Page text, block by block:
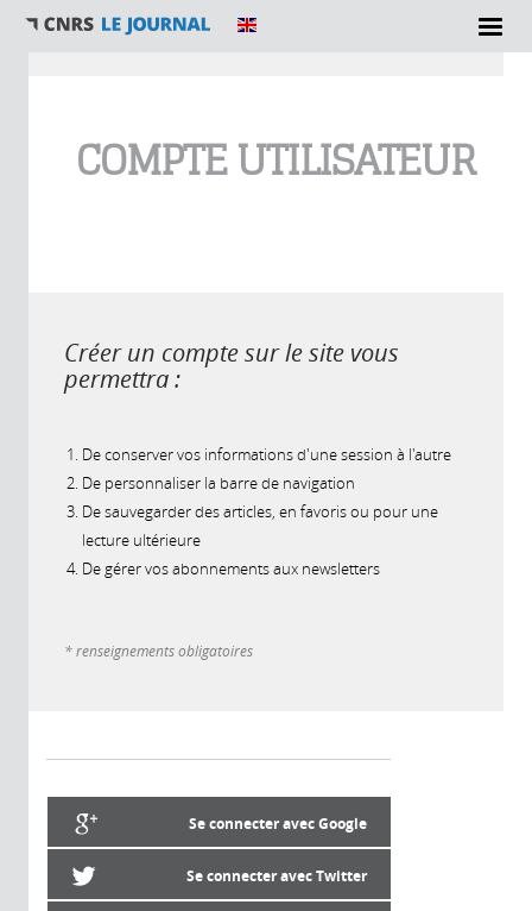
COMPTE UTILISATEUR
Créer un compte sur le site vous
permettra :
De conserver vos informations d'une session à l'autre
De personnaliser la barre de navigation
De sauvegarder des articles, en favoris ou pour une
lecture ultérieure
De gérer vos abonnements aux newsletters
* renseignements obligatoires
Se connecter avec Google
Se connecter avec Twitter